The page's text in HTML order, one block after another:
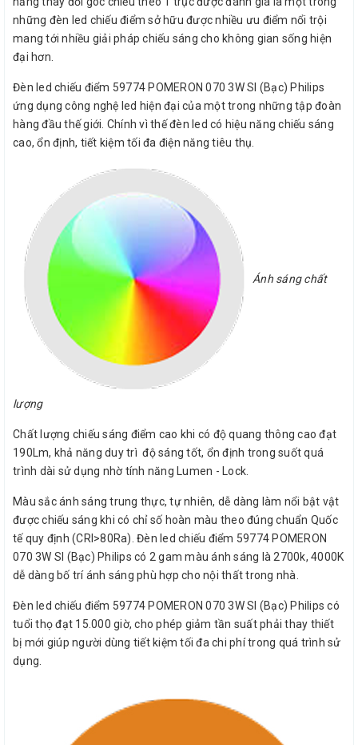
những đèn led chiếu điểm sở hữu được nhiều ưu điểm nổi trội
mang tới nhiều giải pháp chiếu sáng cho không gian sống hiện
đại hơn.
Đèn led chiếu điểm 59774 POMERON 070 3W SI (Bạc) Philips
ứng dụng công nghệ led hiện đại của một trong những tập đoàn
hàng đầu thế giới. Chính vì thế đèn led có hiệu năng chiếu sáng
cao, ổn định, tiết kiệm tối đa điện năng tiêu thụ.
Ánh sáng chất
lượng
Chất lượng chiếu sáng điểm cao khi có độ quang thông cao đạt
190Lm, khả năng duy trì độ sáng tốt, ổn định trong suốt quá
trình dài sử dụng nhờ tính năng Lumen - Lock.
Màu sắc ánh sáng trung thực, tự nhiên, dễ dàng làm nổi bật vật
được chiếu sáng khi có chỉ số hoàn màu theo đúng chuẩn Quốc
tế quy định (CRI>80Ra). Đèn led chiếu điểm 59774 POMERON
070 3W SI (Bạc) Philips có 2 gam màu ánh sáng là 2700k, 4000K
dễ dàng bố trí ánh sáng phù hợp cho nội thất trong nhà.
Đèn led chiếu điểm 59774 POMERON 070 3W SI (Bạc) Philips có
tuổi thọ đạt 15.000 giờ, cho phép giảm tần suất phải thay thiết
bị mới giúp người dùng tiết kiệm tối đa chi phí trong quá trình sử
dụng.